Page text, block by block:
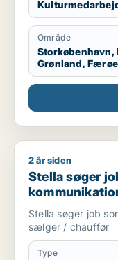
Område
Grønland,
Stella søger job
2 år siden
Stella søger
chauffør
Stella søger job
sælger / chauffør
Type